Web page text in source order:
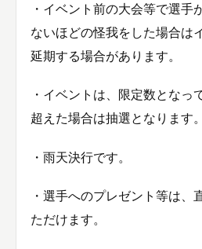
・イベント前の大会等で選手
ないほどの怪我をした場合は
延期する場合があります。
・イベントは、限定数となっ
超えた場合は抽選となります。
・雨天決行です。
・選手へのプレゼント等は、
ただけます。